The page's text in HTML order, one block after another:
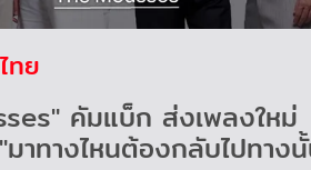
ทย
คัมแบ็ก ส่งเพลงใหม่
มาทางไหนต้องกลับไปทาง